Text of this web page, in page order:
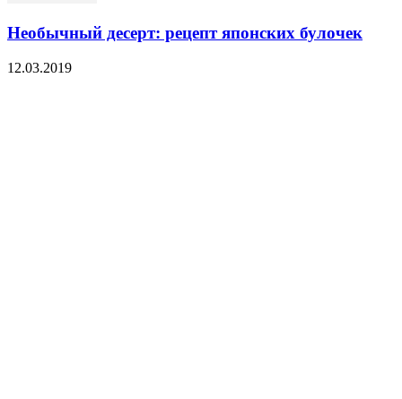
Необычный десерт: рецепт японских булочек
12.03.2019